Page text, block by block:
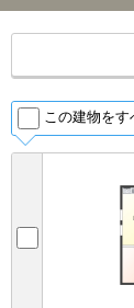
この建物をす